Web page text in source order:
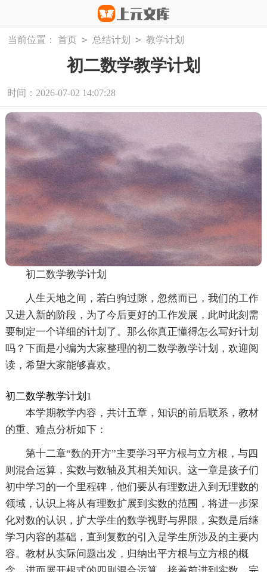
当前位置： 首页 > 总结计划 > 教学计划
初二数学教学计划
时间：2026-07-02 14:07:28
初二数学教学计划
人生天地之间，若白驹过隙，忽然而已，我们的工作
又进入新的阶段，为了今后更好的工作发展，此时此刻需
要制定一个详细的计划了。那么你真正懂得怎么写好计划
吗？下面是小编为大家整理的初二数学教学计划，欢迎阅
读，希望大家能够喜欢。
初二数学教学计划1
本学期教学内容，共计五章，知识的前后联系，教材
的重、难点分析如下：
第十二章“数的开方”主要学习平方根与立方根，与四
则混合运算，实数与数轴及其相关知识。这一章是孩子们
初中学习的一个里程碑，他们要从有理数进入到无理数的
领域，认识上将从有理数扩展到实数的范围，将进一步深
化对数的认识，扩大学生的数学视野与界限，实数是后继
学习内容的基础，直到复数的引入是学生所涉及的主要内
容。教材从实际问题出发，归纳出平方根与立方根的概